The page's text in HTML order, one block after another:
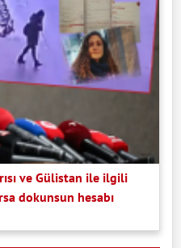
ve Gülistan ile ilgili
dokunsun hesabı